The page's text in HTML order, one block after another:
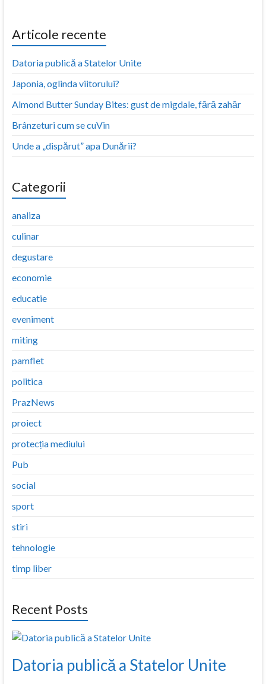
Articole recente
Datoria publică a Statelor Unite
Japonia, oglinda viitorului?
Almond Butter Sunday Bites: gust de migdale, fără zahăr
Brânzeturi cum se cuVin
Unde a „dispărut” apa Dunării?
Categorii
analiza
culinar
degustare
economie
educatie
eveniment
miting
pamflet
politica
PrazNews
proiect
protecția mediului
Pub
social
sport
stiri
tehnologie
timp liber
Recent Posts
Datoria publică a Statelor Unite